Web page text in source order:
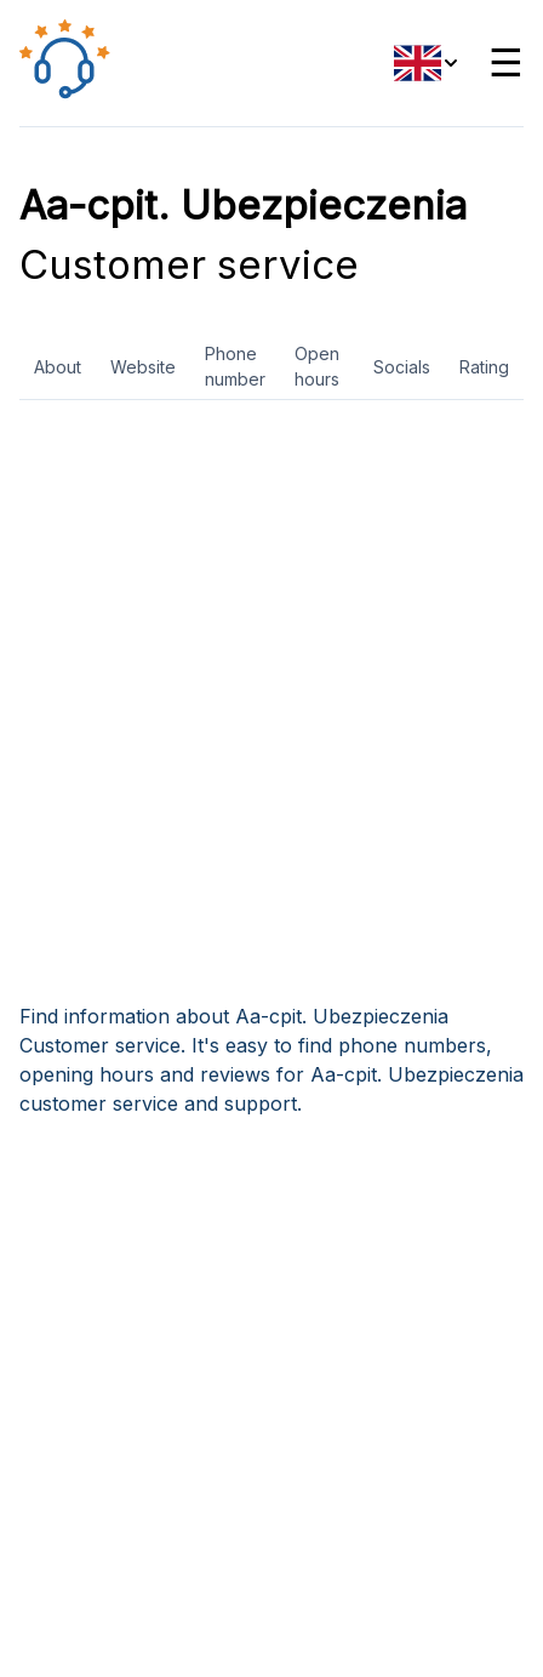
☰
Aa-cpit. Ubezpieczenia
Customer service
About Website
Phone
number
Open
hours
Socials Rating
Find information about Aa-cpit. Ubezpieczenia
Customer service. It's easy to find phone numbers,
opening hours and reviews for Aa-cpit. Ubezpieczenia
customer service and support.